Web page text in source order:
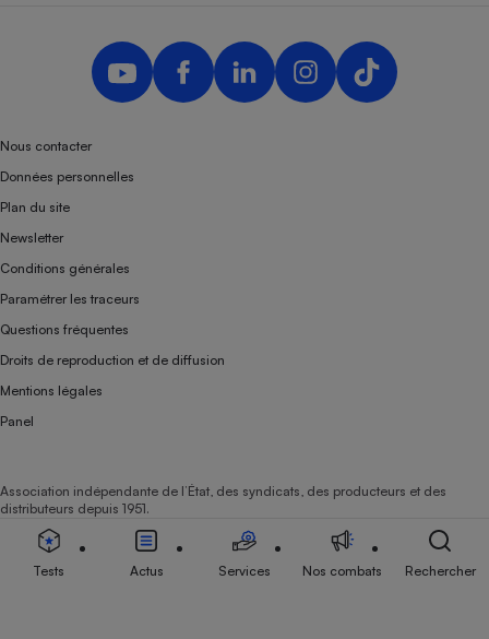
Nous contacter
Données personnelles
Plan du site
Newsletter
Conditions générales
Paramétrer les traceurs
Questions fréquentes
Droits de reproduction et de diffusion
Mentions légales
Panel
Association indépendante de l’État, des syndicats, des producteurs et des
distributeurs depuis 1951.
Tests Actus Services Nos combats Rechercher